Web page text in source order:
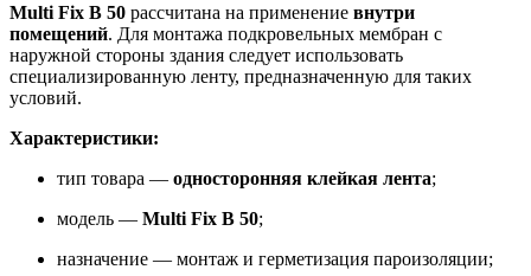
Multi Fix B 50 рассчитана на применение внутри
помещений. Для монтажа подкровельных мембран с
наружной стороны здания следует использовать
специализированную ленту, предназначенную для таких
условий.
Характеристики:
тип товара — односторонняя клейкая лента;
модель — Multi Fix B 50;
назначение — монтаж и герметизация пароизоляции;